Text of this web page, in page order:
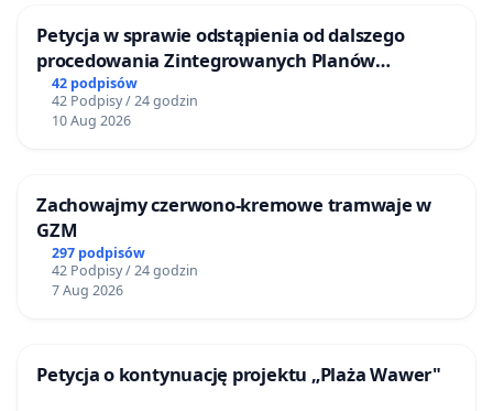
Petycja w sprawie odstąpienia od dalszego
procedowania Zintegrowanych Planów
Inwestycyjnych „Myślenice – Barnasiówka” oraz
„Myślenice – Bukówka”
42 podpisów
42 Podpisy / 24 godzin
10 Aug 2026
Zachowajmy czerwono-kremowe tramwaje w
GZM
297 podpisów
42 Podpisy / 24 godzin
7 Aug 2026
Petycja o kontynuację projektu „Plaża Wawer"